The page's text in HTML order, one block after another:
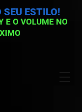
E O VOLUME NO
SEU ESTILO!